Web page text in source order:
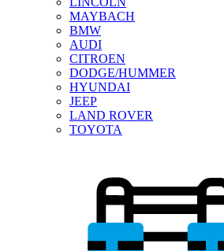
MAYBACH
BMW
AUDI
CITROEN
DODGE/HUMMER
HYUNDAI
JEEP
LAND ROVER
TOYOTA